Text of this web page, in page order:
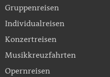
Gruppenreisen
Individualreisen
Konzertreisen
Musikkreuzfahrten
Opernreisen